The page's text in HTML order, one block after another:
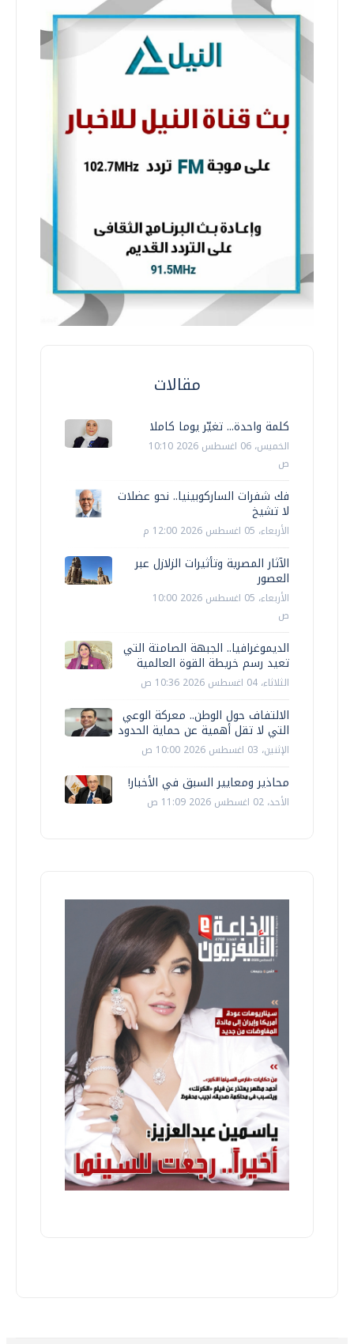
مقالات
كلمة واحدة... تغيّر يوما كاملا
الخميس، 06 اغسطس 2026 10:10
ص
فك شفرات الساركوبينيا.. نحو عضلات
لا تشيخ
الأربعاء، 05 اغسطس 2026 12:00 م
الآثار المصرية وتأثيرات الزلازل عبر
العصور
الأربعاء، 05 اغسطس 2026 10:00
ص
الديموغرافيا.. الجبهة الصامتة التي
تعيد رسم خريطة القوة العالمية
الثلاثاء، 04 اغسطس 2026 10:36 ص
الالتفاف حول الوطن.. معركة الوعي
التي لا تقل أهمية عن حماية الحدود
الإثنين، 03 اغسطس 2026 10:00 ص
محاذير ومعايير السبق في الأخبار!
الأحد، 02 اغسطس 2026 11:09 ص